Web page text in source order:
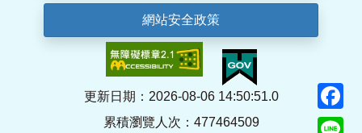
網站安全政策
更新日期：2026-08-06 14:50:51.0
累積瀏覽人次：477464509